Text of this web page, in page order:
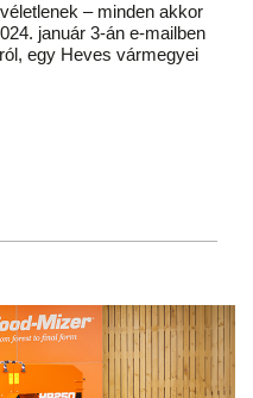
– minden akkor
január 3-án e-mailben
egy Heves vármegyei